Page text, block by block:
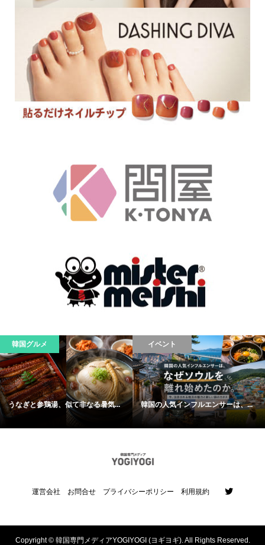
韓国グルメ
うなぎと参鶏湯、似て非なる暑気...
イベント
韓国の人気インフルエンサーは、...
運営会社 お問合せ プライバシーポリシー 利用規約
Copyright ©韓国専門メディアYOGIYOGI (ヨギヨギ). All Rights Reserved.